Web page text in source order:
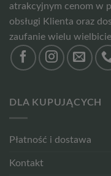
atrakcyjnym cenom w
obsługi Klienta oraz
zaufanie wielu
DLA KUPUJĄCYCH
Płatność i dostawa
Kontakt